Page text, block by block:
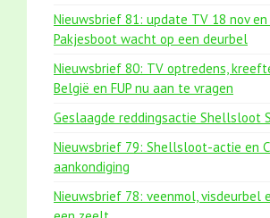
Nieuwsbrief 81: update TV 18 nov en
Pakjesboot wacht op een deurbel
Nieuwsbrief 80: TV optredens,
België en FUP nu aan te vragen
Geslaagde reddingsactie Shellsloot
Nieuwsbrief 79: Shellsloot-actie en
aankondiging
Nieuwsbrief 78: veenmol, visdeurbel